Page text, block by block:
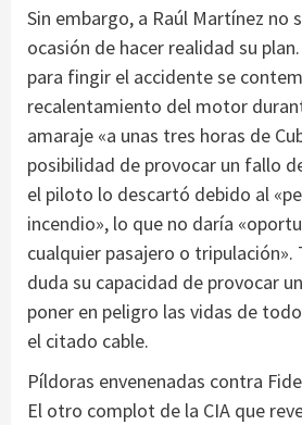
Sin embargo, a Raúl Martínez no
ocasión de hacer realidad su
para fingir el accidente se
recalentamiento del motor
amaraje «a unas tres horas de
posibilidad de provocar un fallo
el piloto lo descartó debido al
incendio», lo que no daría
cualquier pasajero o tripulación».
duda su capacidad de provocar
poner en peligro las vidas de
el citado cable.
Píldoras envenenadas contra
El otro complot de la CIA que